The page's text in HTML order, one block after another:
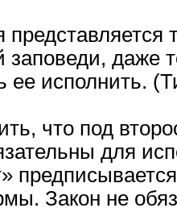
даже
ее исполнить.
что под
для
Закон не